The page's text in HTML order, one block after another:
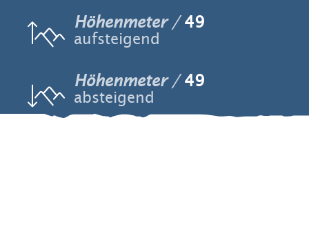
Höhenmeter 49
aufsteigend
Höhenmeter 49
absteigend